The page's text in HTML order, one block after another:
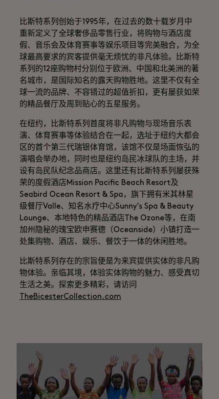
比斯特系列创始于1995年，在过去的数十载岁月中
重新定义了全球奢侈品零售行业，将购物与酒店度
假、音乐会及体育赛事等娱乐项目等完美融合，为全
球最高要求的宾客提供毫无烦忧的非凡体验。比斯特
系列的12座购物村分别位于欧洲、中国和北美洲的著
名城市，是国际知名的露天购物胜地。这里不仅有全
球一流的品牌、不容错过的超值折扣，更有屡获如荣
的精品餐厅及周到贴心的五星服务。
在纽约，比斯特系列首度将非凡购物与现场音乐表
演、体育赛事等体验结合在一起，选址于纽约大都会
区的首个第三代瑞银体育馆，该馆不仅是场面恢弘的
演唱会举办地，同时也是纽约岛民冰球队的主场，并
设有岛民队纪念品商店。这里还有比斯特系列屡获殊
荣的度假酒店Mission Pacific Beach Resort及
Seabird Ocean Resort & Spa，旗下拥有米其林星
级餐厅Valle、知名水疗中心Sunny’s Spa & Beauty
Lounge、本地特色的精品酒店The Ozone等，在南
加州隐秘的瑰宝欧申赛德（Oceanside）小镇打造一
处集购物、酒店、娱乐、餐饮于一体的休闲胜地。
比斯特系列存在的宗旨便是为来宾提供实体的非凡购
物体验。亲临其境，体验实体购物的魅力、感受真切
生活之美。探索更多精彩，请访问
TheBicesterCollection.com